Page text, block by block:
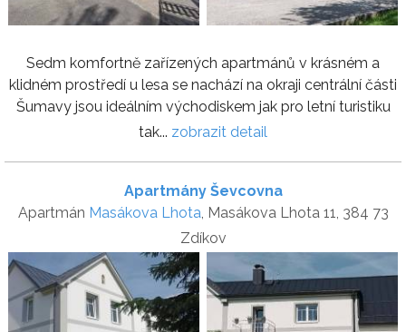
Sedm komfortně zařízených apartmánů v krásném a
klidném prostředí u lesa se nachází na okraji centrální části
Šumavy jsou ideálním východiskem jak pro letní turistiku
tak... zobrazit detail
Apartmány Ševcovna
Apartmán Masákova Lhota, Masákova Lhota 11, 384 73
Zdíkov